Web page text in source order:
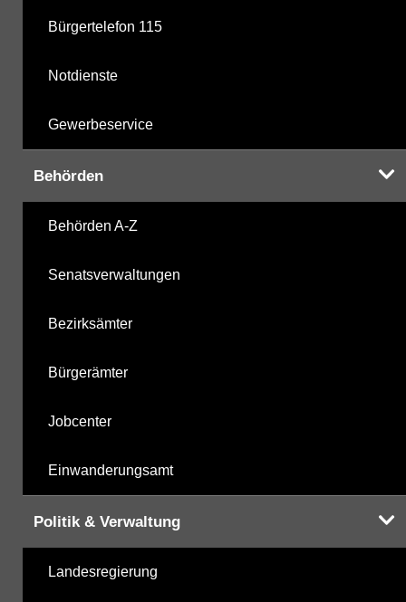
Bürgertelefon 115
Notdienste
Gewerbeservice
Behörden
Behörden A-Z
Senatsverwaltungen
Bezirksämter
Bürgerämter
Jobcenter
Einwanderungsamt
Politik & Verwaltung
Landesregierung